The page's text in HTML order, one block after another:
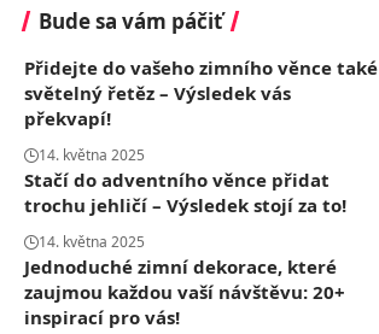
Bude sa vám páčiť
Přidejte do vašeho zimního věnce také
světelný řetěz – Výsledek vás
překvapí!
14. května 2025
Stačí do adventního věnce přidat
trochu jehličí – Výsledek stojí za to!
14. května 2025
Jednoduché zimní dekorace, které
zaujmou každou vaší návštěvu: 20+
inspirací pro vás!